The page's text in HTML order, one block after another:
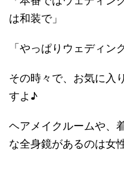
は和装で」
「やっぱりウェディン
その時々で、お気に入
すよ♪
ヘアメイクルームや、
な全身鏡があるのは女